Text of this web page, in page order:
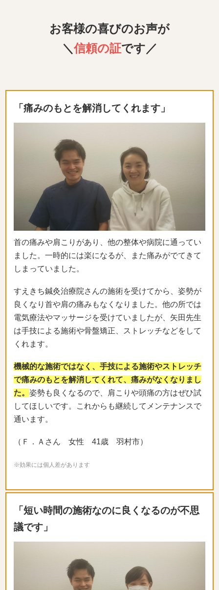
お客様の喜びのお声が
＼信頼の証です／
「痛みのもとを解消してくれます」
首の痛みや肩こりがあり、他の整体や病院に通ってい
ました。一時的には楽になるが、また痛みがでてきて
しまっていました。
すえきち鍼灸治療院さんの施術を受けてから、姿勢が
良くなり首や肩の痛みもなくなりました。他の所では
電気療法やマッサージを受けていましたが、矢田先生
は手技による施術や骨盤矯正、ストレッチなどをして
くれます。
機械的な施術ではなく、手技による施術やストレッチ
で痛みのもとを解消してくれて、痛みがなくなりまし
た。 姿勢も良くなるので、肩こりや頭痛の方はぜひ試
してほしいです。これからも継続してメンテナンスで
通います。
（Ｆ．Ａさん 女性 41歳 羽村市）
※効果には個人差があります
「短い時間の施術なのに良くなるのが不思
議です」